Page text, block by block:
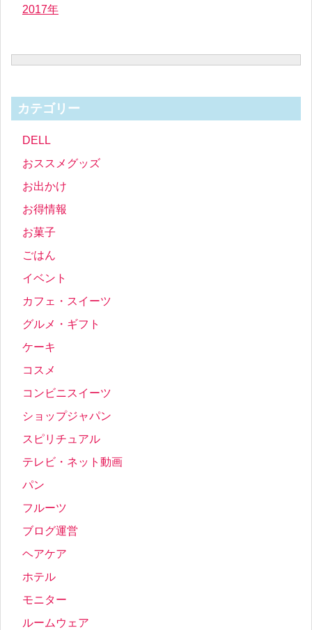
2017年
カテゴリー
DELL
おススメグッズ
お出かけ
お得情報
お菓子
ごはん
イベント
カフェ・スイーツ
グルメ・ギフト
ケーキ
コスメ
コンビニスイーツ
ショップジャパン
スピリチュアル
テレビ・ネット動画
パン
フルーツ
ブログ運営
ヘアケア
ホテル
モニター
ルームウェア